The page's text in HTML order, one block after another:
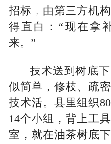
招标，由第三方机
得直白：“现在拿
来。”
技术送到树底
似简单，修枝、疏
技术活。县里组织
14个小组，背上工
室，就在油茶树底